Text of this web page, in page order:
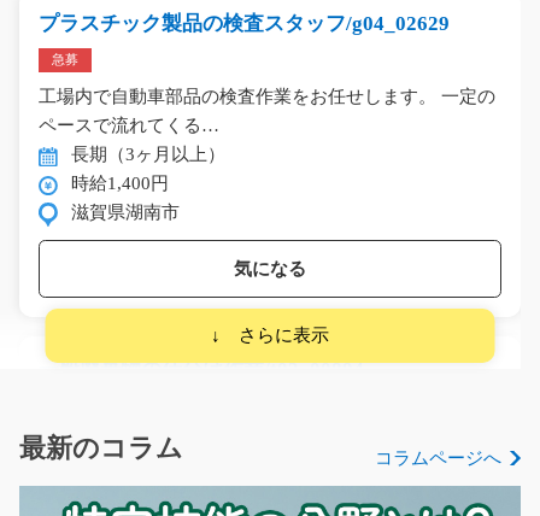
プラスチック製品の検査スタッフ/g04_02629
急募
工場内で自動車部品の検査作業をお任せします。 一定の
ペースで流れてくる…
長期（3ヶ月以上）
時給1,400円
滋賀県湖南市
気になる
一般廃棄物の仕分け作業/t03_00894
☆担当者激推しの案件☆ 初めて方も活躍できる場所です
長期（3ヶ月以上）
最新のコラム コラムページへ